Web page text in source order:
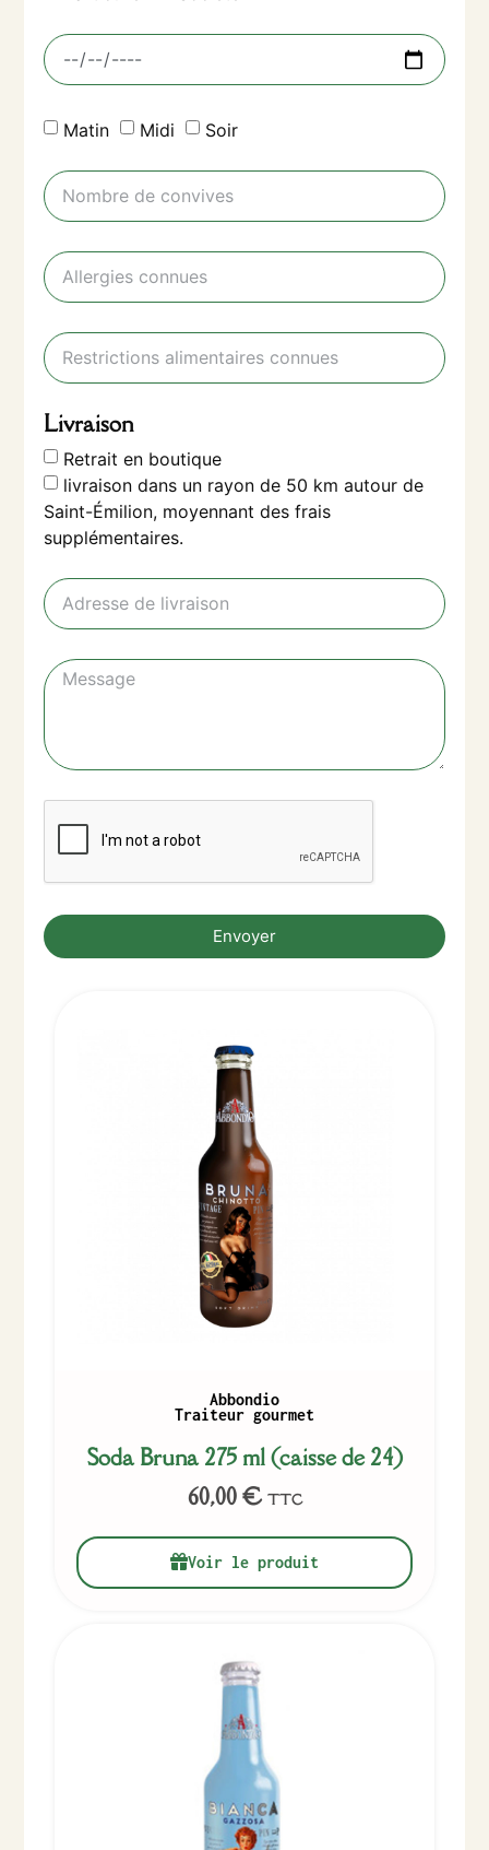
Matin Midi Soir
Livraison
Retrait en boutique
livraison dans un rayon de 50 km autour de
Saint-Émilion, moyennant des frais
supplémentaires.
Envoyer
Abbondio
Traiteur gourmet
Soda Bruna 275 ml (caisse de 24)
60,00€ TTC
Voir le produit